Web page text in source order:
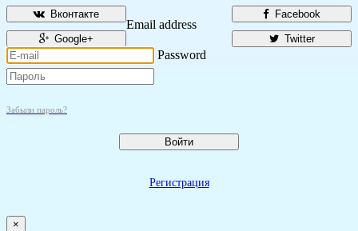
Facebook
Вконтакте
Twitter
Google+
Email address
Password
Забыли пароль?
Войти
Регистрация
×